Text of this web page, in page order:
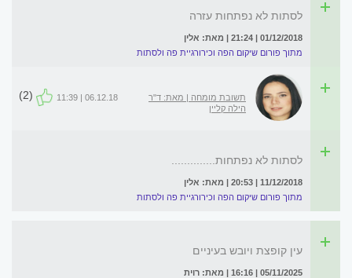
לסתות לא נפתחות עזרה
01/12/2018 | 21:24 | מאת: אלין
מתוך פורום שיקום הפה וכירורגיית פה ולסתות
תשובת מומחה | מאת: ד"ר
הילה קליין
06.12.18 | 11:39
(2)
לסתות לא נפתחות..............
11/12/2018 | 20:53 | מאת: אלין
מתוך פורום שיקום הפה וכירורגיית פה ולסתות
עין קופצת ויובש בעיניים
05/11/2025 | 16:16 | מאת: רוית